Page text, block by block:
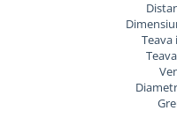
Teava